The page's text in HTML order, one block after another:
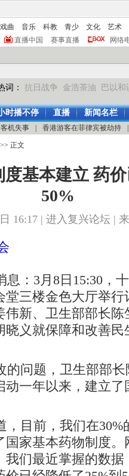
戏曲 音乐 科教 青少 文化
艺术
直播中国 赛事直播 网络
词： 抗日战争 金浩茶油 巴以和
机失事 香港游客在菲律宾被劫持
时播不停 直播 新闻名栏
>> 正文
度基本建立 药
50%
16:17 | 进入复兴论坛 |
：3月8日15:30，
堂三楼金色大厅举行
伟新、卫生部部长陈
晓义就保障和改善民
问题，卫生部部长
动一年以来，建立
目前，我们在30%
国家基本药物制度
我们最近掌握的数据